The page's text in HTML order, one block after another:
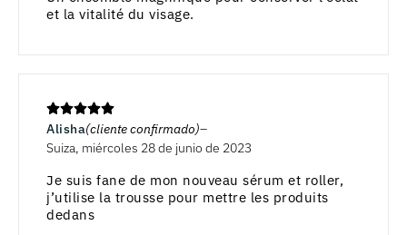
et la vitalité du visage.
Alisha(cliente confirmado)
Suiza, miércoles 28 de junio de 2023
Je suis fane de mon nouveau sérum et roller,
j’utilise la trousse pour mettre les produits
dedans